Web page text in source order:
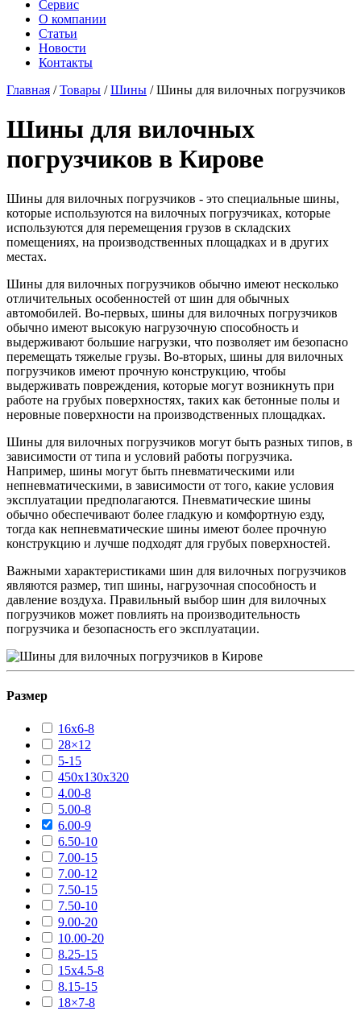
Сервис
О компании
Статьи
Новости
Контакты
Главная /Товары /Шины /Шины для вилочных погрузчиков
Шины для вилочных
погрузчиков в Кирове
Шины для вилочных погрузчиков - это специальные шины,
которые используются на вилочных погрузчиках, которые
используются для перемещения грузов в складских
помещениях, на производственных площадках и в других
местах.
Шины для вилочных погрузчиков обычно имеют несколько
отличительных особенностей от шин для обычных
автомобилей. Во-первых, шины для вилочных погрузчиков
обычно имеют высокую нагрузочную способность и
выдерживают большие нагрузки, что позволяет им безопасно
перемещать тяжелые грузы. Во-вторых, шины для вилочных
погрузчиков имеют прочную конструкцию, чтобы
выдерживать повреждения, которые могут возникнуть при
работе на грубых поверхностях, таких как бетонные полы и
неровные поверхности на производственных площадках.
Шины для вилочных погрузчиков могут быть разных типов, в
зависимости от типа и условий работы погрузчика.
Например, шины могут быть пневматическими или
непневматическими, в зависимости от того, какие условия
эксплуатации предполагаются. Пневматические шины
обычно обеспечивают более гладкую и комфортную езду,
тогда как непневматические шины имеют более прочную
конструкцию и лучше подходят для грубых поверхностей.
Важными характеристиками шин для вилочных погрузчиков
являются размер, тип шины, нагрузочная способность и
давление воздуха. Правильный выбор шин для вилочных
погрузчиков может повлиять на производительность
погрузчика и безопасность его эксплуатации.
Размер
16х6-8
28×12
5-15
450х130х320
4.00-8
5.00-8
6.00-9
6.50-10
7.00-15
7.00-12
7.50-15
7.50-10
9.00-20
10.00-20
8.25-15
15х4.5-8
8.15-15
18×7-8